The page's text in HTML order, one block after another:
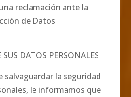
reclamación ante la
de Datos
DATOS PERSONALES
salvaguardar la seguridad
le informamos que